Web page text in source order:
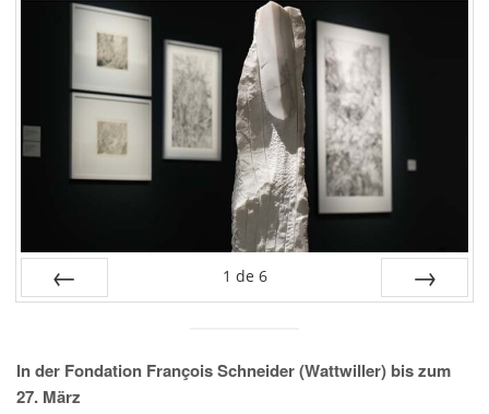
1 de 6
In der Fondation François Schneider (Wattwiller) bis zum
27. März